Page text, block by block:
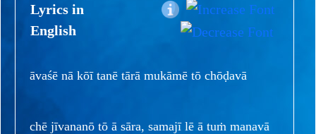
Lyrics in
English
āvaśē nā kōī tanē tārā mukāmē tō chōḍavā
chē jīvananō tō ā sāra, samajī lē ā tuṁ manavā